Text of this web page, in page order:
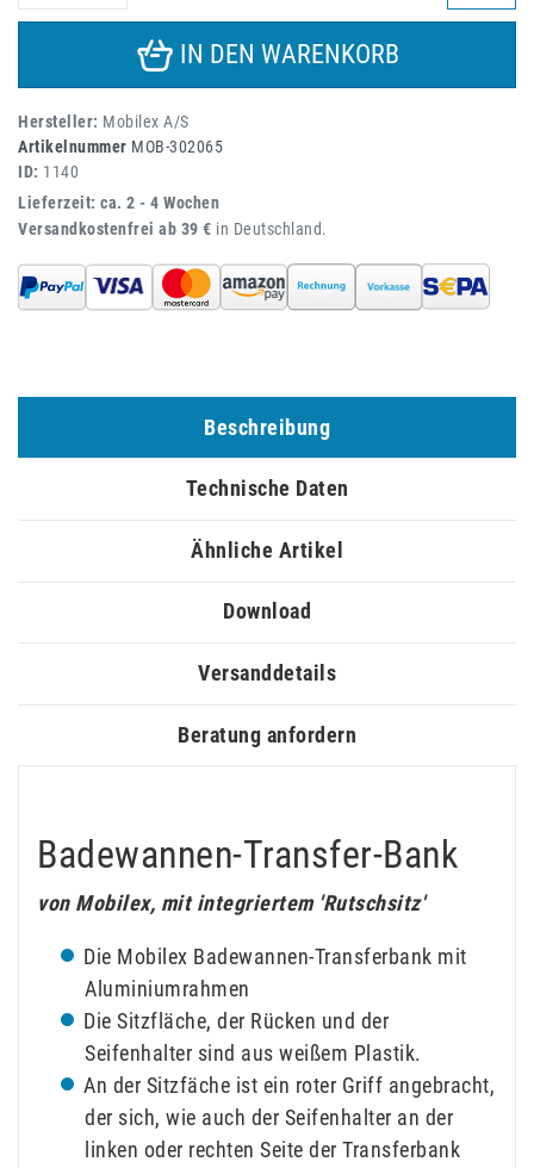
IN DEN WARENKORB
Hersteller: Mobilex A/S
Artikelnummer MOB-302065
ID: 1140
Lieferzeit: ca. 2 - 4 Wochen
Versandkostenfrei ab 39 € in Deutschland.
Beschreibung
Technische Daten
Ähnliche Artikel
Download
Versanddetails
Beratung anfordern
Badewannen-Transfer-Bank
von Mobilex, mit integriertem 'Rutschsitz'
Die Mobilex Badewannen-Transferbank mit
Aluminiumrahmen
Die Sitzfläche, der Rücken und der
Seifenhalter sind aus weißem Plastik.
An der Sitzfäche ist ein roter Griff angebracht,
der sich, wie auch der Seifenhalter an der
linken oder rechten Seite der Transferbank